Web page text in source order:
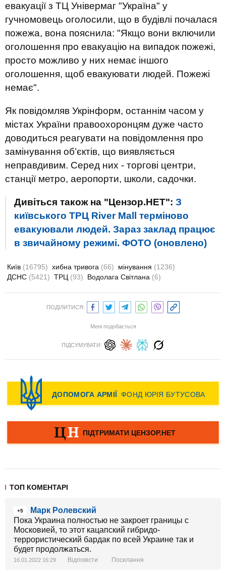
евакуації з ТЦ Універмаг "Україна" у
гучномовець оголосили, що в будівлі почалася
пожежа, вона пояснила: "Якщо вони включили
оголошення про евакуацію на випадок пожежі,
просто можливо у них немає іншого
оголошення, щоб евакуювати людей. Пожежі
немає".
Як повідомляв Укрінформ, останнім часом у
містах України правоохоронцям дуже часто
доводиться реагувати на повідомлення про
замінування об’єктів, що виявляється
неправдивим. Серед них - торгові центри,
станції метро, аеропорти, школи, садочки.
Дивіться також на "Цензор.НЕТ": З
київського ТРЦ River Mall терміново
евакуювали людей. Зараз заклад працює
в звичайному режимі. ФОТО (оновлено)
Київ (16795) хибна тривога (66) мінування (1236)
ДСНС (5421) ТРЦ (93) Водолага Світлана (6)
ПОДІЛИТИСЯ:
Мені подобається
ПІДСУМУВАТИ:
ТОП КОМЕНТАРІ
+5
Марк Ролевский
Пока Украина полностью не закроет границы с
Московией, то этот кацапский гибридо-
террористический бардак по всей Украине так и
будет продолжаться.
16.01.2022 16:29 Відповісти Посилання